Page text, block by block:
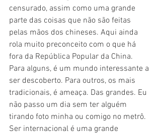
censurado, assim como uma grande
parte das coisas que não são feitas
pelas mãos dos chineses. Aqui ainda
rola muito preconceito com o que há
fora da República Popular da China.
Para alguns, é um mundo interessante a
ser descoberto. Para outros, os mais
tradicionais, é ameaça. Das grandes. Eu
não passo um dia sem ter alguém
tirando foto minha ou comigo no metrô.
Ser internacional é uma grande